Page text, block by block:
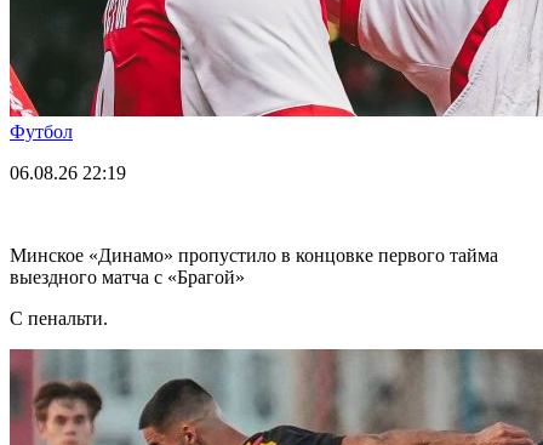
Футбол
06.08.26 22:19
Минское «Динамо» пропустило в концовке первого тайма
выездного матча с «Брагой»
С пенальти.